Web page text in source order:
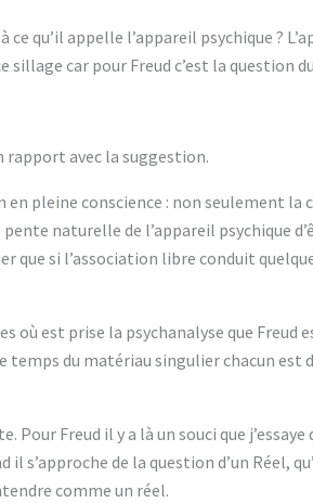
qu’il appelle l’appareil psychique ?
sillage car pour Freud c’est la question
rapport avec la suggestion.
pleine conscience : non seulement la
naturelle de l’appareil psychique
si l’association libre conduit
où est prise la psychanalyse que Freud
du matériau singulier chacun est
Freud il y a là un souci que
de la question d’un Réel,
comme un réel.